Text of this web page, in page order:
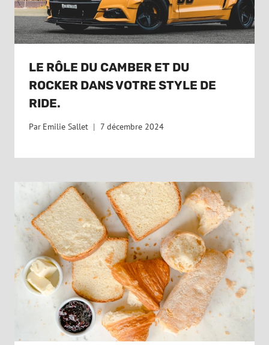
LE RÔLE DU CAMBER ET DU
ROCKER DANS VOTRE STYLE DE
RIDE.
Par Emilie Sallet 7 décembre 2024